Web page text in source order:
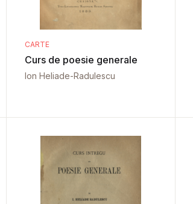
CARTE
Curs de poesie generale
Ion Heliade-Radulescu